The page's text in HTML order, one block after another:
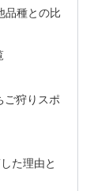
品種との比
狩りスポ
た理由と